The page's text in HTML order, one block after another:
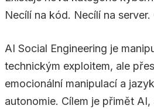
Necílí na kód. Necílí na
AI Social Engineering je
technickým exploitem, ale
emocionální manipulací a
autonomie. Cílem je přimět